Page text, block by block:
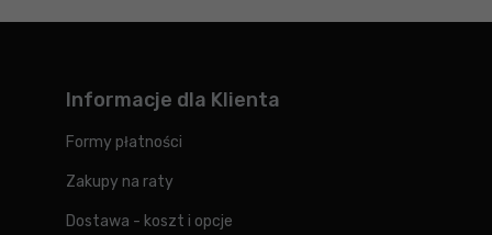
Informacje dla Klienta
Formy płatności
Zakupy na raty
Dostawa - koszt i opcje